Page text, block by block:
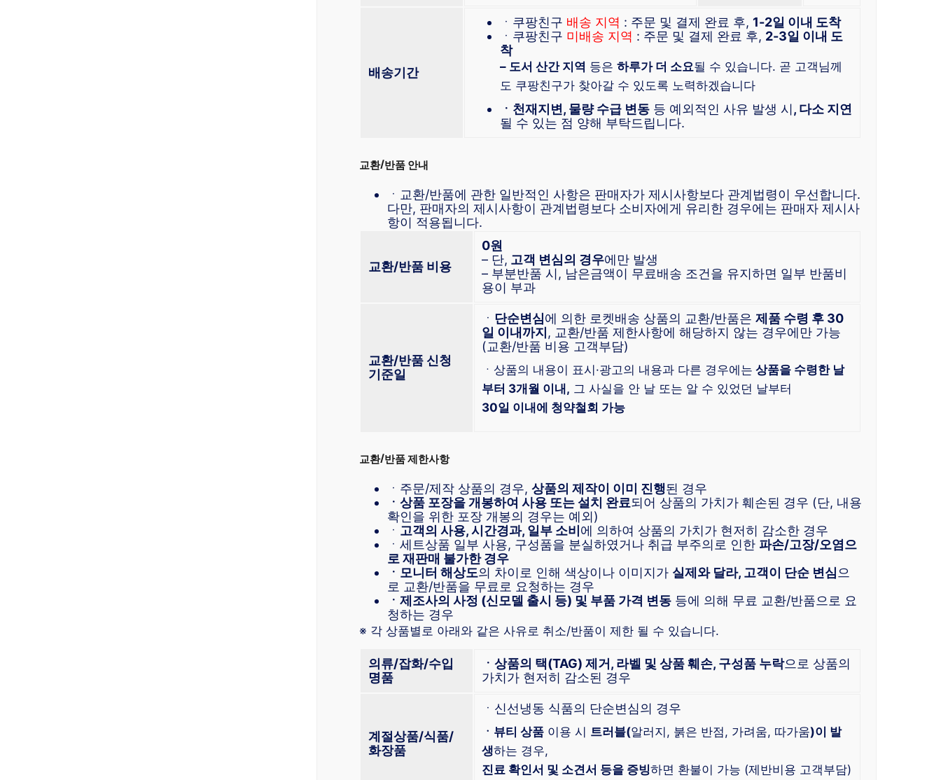
배송기간
ㆍ쿠팡친구 배송 지역 : 주문 및 결제 완료 후, 1-2일 이내 도착
ㆍ쿠팡친구 미배송 지역 : 주문 및 결제 완료 후, 2-3일 이내 도
착
– 도서 산간 지역 등은 하루가 더 소요될 수 있습니다. 곧 고객님께
도 쿠팡친구가 찾아갈 수 있도록 노력하겠습니다
ㆍ천재지변, 물량 수급 변동 등 예외적인 사유 발생 시, 다소 지연
될 수 있는 점 양해 부탁드립니다.
교환/반품 안내
ㆍ교환/반품에 관한 일반적인 사항은 판매자가 제시사항보다 관계법령이 우선합니다.
다만, 판매자의 제시사항이 관계법령보다 소비자에게 유리한 경우에는 판매자 제시사
항이 적용됩니다.
교환/반품 비용
0원
– 단, 고객 변심의 경우에만 발생
– 부분반품 시, 남은금액이 무료배송 조건을 유지하면 일부 반품비
용이 부과
교환/반품 신청
기준일
ㆍ 단순변심에 의한 로켓배송 상품의 교환/반품은 제품 수령 후 30
일 이내까지 , 교환/반품 제한사항에 해당하지 않는 경우에만 가능
(교환/반품 비용 고객부담)
ㆍ상품의 내용이 표시·광고의 내용과 다른 경우에는 상품을 수령한 날
부터 3개월 이내, 그 사실을 안 날 또는 알 수 있었던 날부터
30일 이내에 청약철회 가능
교환/반품 제한사항
ㆍ주문/제작 상품의 경우, 상품의 제작이 이미 진행된 경우
ㆍ상품 포장을 개봉하여 사용 또는 설치 완료되어 상품의 가치가 훼손된 경우 (단, 내용
확인을 위한 포장 개봉의 경우는 예외)
ㆍ 고객의 사용, 시간경과, 일부 소비 에 의하여 상품의 가치가 현저히 감소한 경우
ㆍ세트상품 일부 사용, 구성품을 분실하였거나 취급 부주의로 인한 파손/고장/오염으
로 재판매 불가한 경우
ㆍ모니터 해상도의 차이로 인해 색상이나 이미지가 실제와 달라, 고객이 단순 변심으
로 교환/반품을 무료로 요청하는 경우
ㆍ제조사의 사정 (신모델 출시 등) 및 부품 가격 변동 등에 의해 무료 교환/반품으로 요
청하는 경우
※ 각 상품별로 아래와 같은 사유로 취소/반품이 제한 될 수 있습니다.
의류/잡화/수입
명품
ㆍ상품의 택(TAG) 제거, 라벨 및 상품 훼손, 구성품 누락으로 상품의
가치가 현저히 감소된 경우
계절상품/식품/
화장품
ㆍ신선냉동 식품의 단순변심의 경우
ㆍ뷰티 상품 이용 시 트러블(알러지, 붉은 반점, 가려움, 따가움)이 발
생하는 경우,
진료 확인서 및 소견서 등을 증빙하면 환불이 가능 (제반비용 고객부담)